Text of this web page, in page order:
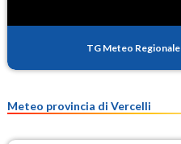
PM25
TG Meteo Regionale
Meteo provincia di Vercelli